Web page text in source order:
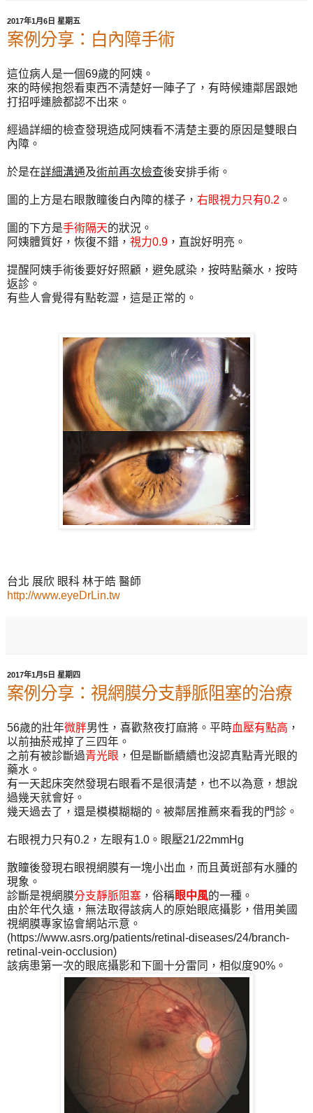
2017年1月6日 星期五
案例分享：白內障手術
這位病人是一個69歲的阿姨。
來的時候抱怨看東西不清楚好一陣子了，有時候連鄰居跟她
打招呼連臉都認不出來。
經過詳細的檢查發現造成阿姨看不清楚主要的原因是雙眼白
內障。
於是在詳細溝通及術前再次檢查後安排手術。
圖的上方是右眼散瞳後白內障的樣子， 右眼視力只有0.2 。
圖的下方是手術隔天的狀況。
阿姨體質好，恢復不錯， 視力0.9 ，直說好明亮。
提醒阿姨手術後要好好照顧，避免感染，按時點藥水，按時
返診。
有些人會覺得有點乾澀，這是正常的。
台北 展欣 眼科 林于皓 醫師
http://www.eyeDrLin.tw
2017年1月5日 星期四
案例分享：視網膜分支靜脈阻塞的治療
56歲的壯年微胖男性，喜歡熬夜打麻將。平時血壓有點高 ，
以前抽菸戒掉了三四年。
之前有被診斷過青光眼 ，但是斷斷續續也沒認真點青光眼的
藥水。
有一天起床突然發現右眼看不是很清楚，也不以為意，想說
過幾天就會好。
幾天過去了，還是模模糊糊的。被鄰居推薦來看我的門診。
右眼視力只有0.2，左眼有1.0。眼壓21/22mmHg
散瞳後發現右眼視網膜有一塊小出血，而且黃斑部有水腫的
現象。
診斷是視網膜分支靜脈阻塞 ，俗稱眼中風的一種。
由於年代久遠，無法取得該病人的原始眼底攝影，借用美國
視網膜專家協會網站示意。
(https://www.asrs.org/patients/retinal-diseases/24/branch-
retinal-vein-occlusion)
該病患第一次的眼底攝影和下圖十分雷同，相似度90%。